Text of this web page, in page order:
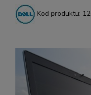
Kod produktu: